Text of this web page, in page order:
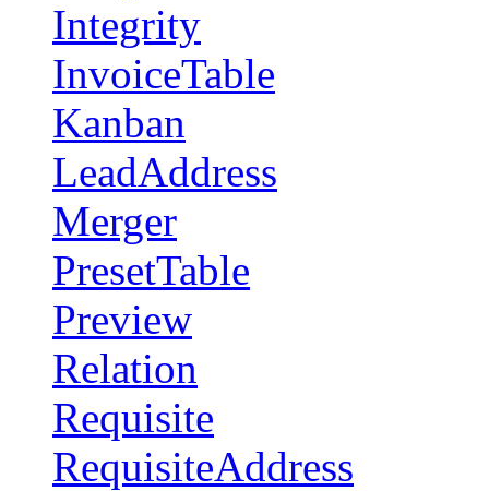
Integrity
InvoiceTable
Kanban
LeadAddress
Merger
PresetTable
Preview
Relation
Requisite
RequisiteAddress